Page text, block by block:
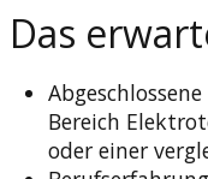
Das
Bereich
oder einer